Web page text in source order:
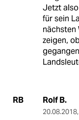
Jetzt
für sein
nächsten
zeigen,
RB Rolf B.
20.08.2018,